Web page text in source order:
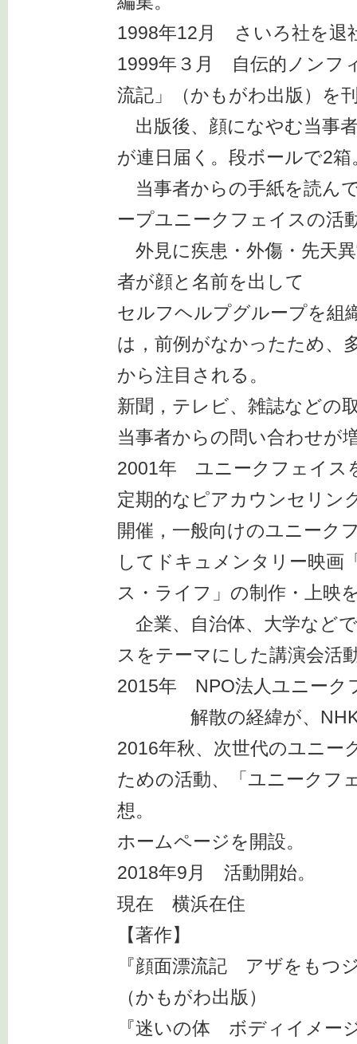
1998年12月 さいろ社を退
1999年３月 自伝的ノンフ
流記」（かもがわ出版）を
出版後、顔になやむ当事
が連日届く。段ボールで2
当事者からの手紙を読ん
ープユニークフェイスの活
外見に疾患・外傷・先天
者が顔と名前を出して
セルフヘルプグループを組
は，前例がなかったため、
から注目される。
新聞，テレビ、雑誌などの
当事者からの問い合わせが
2001年 ユニークフェイス
定期的なピアカウンセリン
開催，一般向けのユニーク
してドキュメンタリー映画
ス・ライフ」の制作・上映
企業、自治体、大学など
スをテーマにした講演会活
2015年 NPO法人ユニーク
解散の経緯が、NHK
2016年秋、次世代のユニー
ための活動、「ユニークフ
想。
ホームページを開設。
2018年9月 活動開始。
現在 横浜在住
【著作】
『顔面漂流記 アザをもつ
（かもがわ出版）
『迷いの体 ボディイメー